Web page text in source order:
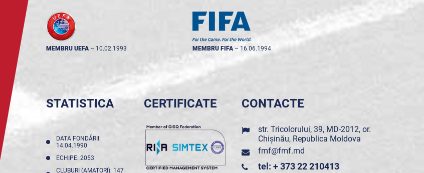
MEMBRU UEFA -- 10.02.1993 MEMBRU FIFA -- 16.06.1994
STATISTICA
DATA FONDĂRII:
14.04.1990
ECHIPE: 2053
CLUBURI (AMATORI): 147
CERTIFICATE CONTACTE
str. Tricolorului, 39, MD-2012, or.
Chișinău, Republica Moldova
fmf@fmf.md
tel: + 373 22 210413